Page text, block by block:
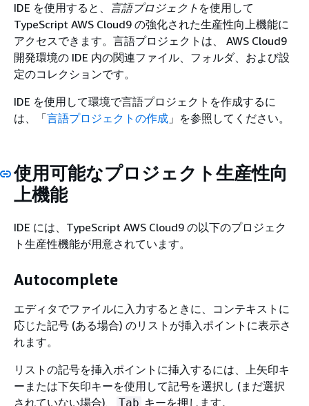
IDE を使用すると、 言語プロジェクト を使用して
TypeScript AWS Cloud9 の強化された生産性向上機能に
アクセスできます。言語プロジェクトは、 AWS Cloud9
開発環境の IDE 内の関連ファイル、フォルダ、および設
定のコレクションです。
IDE を使用して環境で言語プロジェクトを作成するに
は、「言語プロジェクトの作成 」を参照してください。
使用可能なプロジェクト生産性向
上機能
IDE には、TypeScript AWS Cloud9 の以下のプロジェク
ト生産性機能が用意されています。
Autocomplete
エディタでファイルに入力するときに、コンテキストに
応じた記号 (ある場合) のリストが挿入ポイントに表示さ
れます。
リストの記号を挿入ポイントに挿入するには、上矢印キ
ーまたは下矢印キーを使用して記号を選択し (まだ選択
されていない場合)、
Tab キーを押します。